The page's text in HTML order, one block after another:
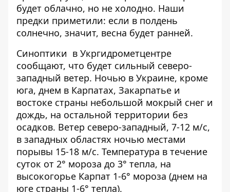
будет облачно, но не холодно. Наши
предки приметили: если в полдень
солнечно, значит, весна будет ранней.
Синоптики в Укргидрометцентре
сообщают, что будет сильный северо-
западный ветер. Ночью в Украине, кроме
юга, днем ​​в Карпатах, Закарпатье и
востоке страны небольшой мокрый снег и
дождь, на остальной территории без
осадков. Ветер северо-западный, 7-12 м/с,
в западных областях ночью местами
порывы 15-18 м/с. Температура в течение
суток от 2° мороза до 3° тепла, на
высокогорье Карпат 1-6° мороза (днем на
юге страны 1-6° тепла).